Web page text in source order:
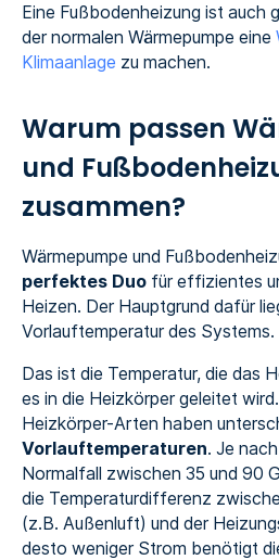
Eine Fußbodenheizung ist auch
der normalen Wärmepumpe eine
Klimaanlage zu machen.
Warum passen
und
zusammen?
Wärmepumpe und
perfektes Duo für effizientes
Heizen. Der Hauptgrund dafür
Vorlauftemperatur des Systems.
Das ist die Temperatur, die das
es in die Heizkörper geleitet
Heizkörper-Arten haben
Vorlauftemperaturen. Je
Normalfall zwischen 35 und 90
die Temperaturdifferenz
(z.B. Außenluft) und der
desto weniger Strom benötigt